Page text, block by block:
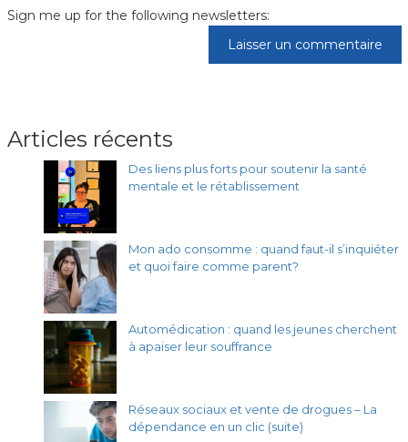
Sign me up for the following newsletters:
Articles récents
Des liens plus forts pour soutenir la santé
mentale et le rétablissement
Mon ado consomme : quand faut-il s’inquiéter
et quoi faire comme parent?
Automédication : quand les jeunes cherchent
à apaiser leur souffrance
Réseaux sociaux et vente de drogues – La
dépendance en un clic (suite)